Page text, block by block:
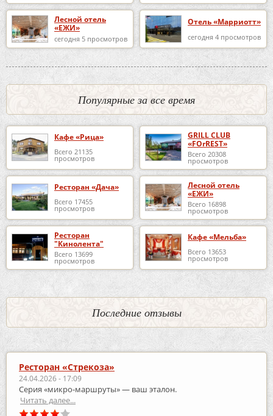
Лесной отель
«ЕЖИ»
сегодня 5 просмотров
Отель «Марриотт»
сегодня 4 просмотров
Популярные за все время
Кафе «Рица»
Всего 21135
просмотров
GRILL CLUB
«FOrREST»
Всего 20308
просмотров
Ресторан «Дача»
Всего 17455
просмотров
Лесной отель
«ЕЖИ»
Всего 16898
просмотров
Ресторан
"Кинолента"
Всего 13699
просмотров
Кафе «Мельба»
Всего 13653
просмотров
Последние отзывы
Ресторан «Стрекоза»
24.04.2026 - 17:09
Серия «микро‑маршруты» — ваш эталон.
Читать далее...